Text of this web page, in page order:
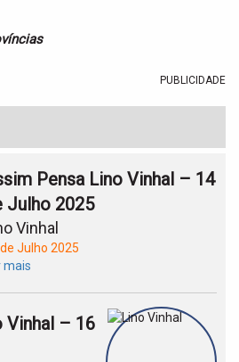
PUBLICIDADE
Pensa Lino Vinhal – 14
Julho 2025
Vinhal
Julho 2025
mais
Vinhal – 16